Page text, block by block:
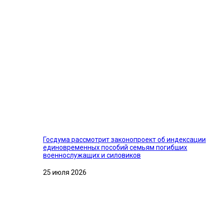
Госдума рассмотрит законопроект об индексации
единовременных пособий семьям погибших
военнослужащих и силовиков
25 июля 2026